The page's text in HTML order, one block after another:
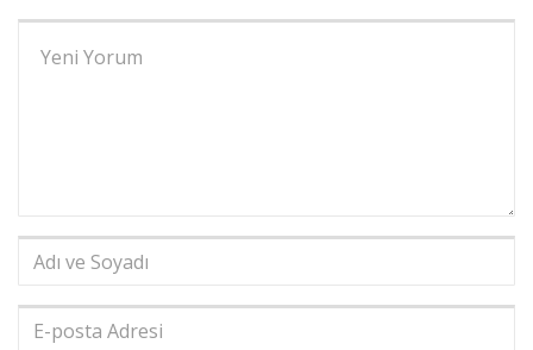
Adı
Soyadı*